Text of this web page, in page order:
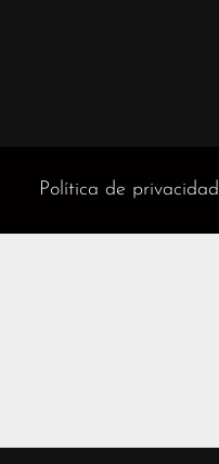
Política de privacidad